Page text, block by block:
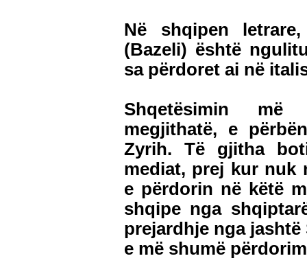
Në shqipen
(Bazeli) është
sa përdoret ai në
Shqetësimin
megjithatë, e
Zyrih. Të gjitha
mediat, prej kur nuk
e përdorin në këtë
shqipe nga
prejardhje nga
e më shumë